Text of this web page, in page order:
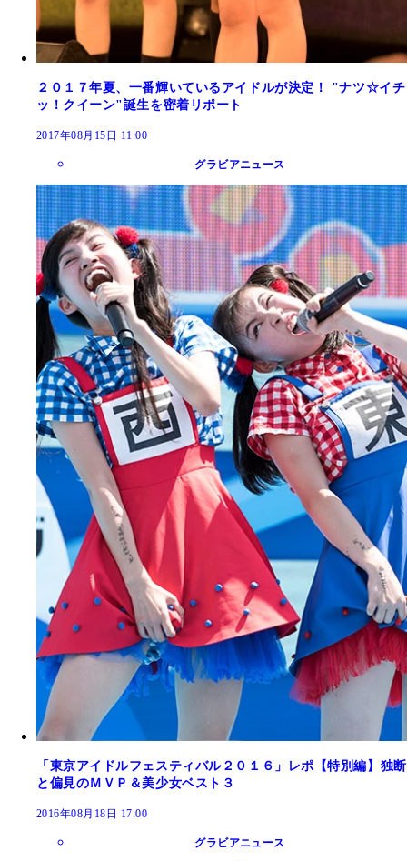
２０１７年夏、一番輝いているアイドルが決定！ "ナツ☆イチ
ッ！クイーン"誕生を密着リポート
2017年08月15日 11:00
グラビアニュース
「東京アイドルフェスティバル２０１６」レポ【特別編】独断
と偏見のＭＶＰ＆美少女ベスト３
2016年08月18日 17:00
グラビアニュース